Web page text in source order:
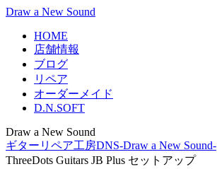
Draw a New Sound
HOME
店舗情報
ブログ
リペア
オーダーメイド
D.N.SOFT
Draw a New Sound
ギターリペア工房DNS-Draw a New Sound-
ThreeDots Guitars JB Plus セットアップ